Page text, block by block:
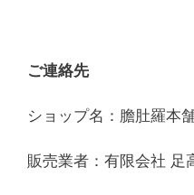
ご連絡先
ショップ名：膽肚羅本
販売業者：有限会社 足